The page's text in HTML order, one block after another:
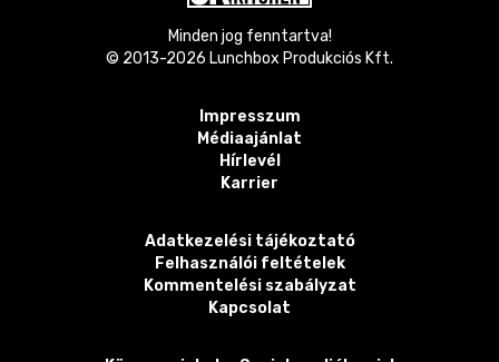
Minden jog fenntartva!
© 2013-2026 Lunchbox Produkciós Kft.
Impresszum
Médiaajánlat
Hírlevél
Karrier
Adatkezelési tájékoztató
Felhasználói feltételek
Kommentelési szabályzat
Kapcsolat